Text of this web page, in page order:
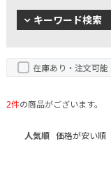
キーワード検索
在庫あり・注文可能
2件の商品がございます。
人気順 価格が安い順